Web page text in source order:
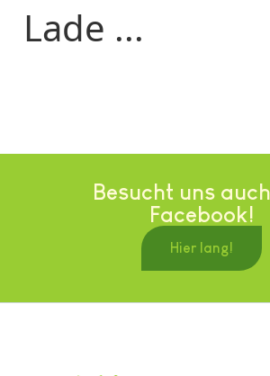
Lade ...
Besucht uns
Facebook!
Hier lang!